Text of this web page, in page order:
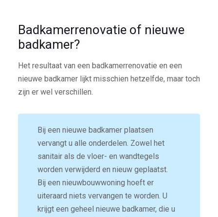
Badkamerrenovatie of nieuwe
badkamer?
Het resultaat van een badkamerrenovatie en een
nieuwe badkamer lijkt misschien hetzelfde, maar toch
zijn er wel verschillen.
Bij een nieuwe badkamer plaatsen
vervangt u alle onderdelen. Zowel het
sanitair als de vloer- en wandtegels
worden verwijderd en nieuw geplaatst.
Bij een nieuwbouwwoning hoeft er
uiteraard niets vervangen te worden. U
krijgt een geheel nieuwe badkamer, die u